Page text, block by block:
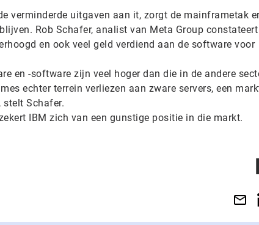
verminderde uitgaven aan it, zorgt de mainframetak
Rob Schafer, analist van Meta Group
en ook veel geld verdiend aan de software voor
en -software zijn veel hoger dan die in de andere
echter terrein verliezen aan zware servers, een
Schafer.
IBM zich van een gunstige positie in die markt.